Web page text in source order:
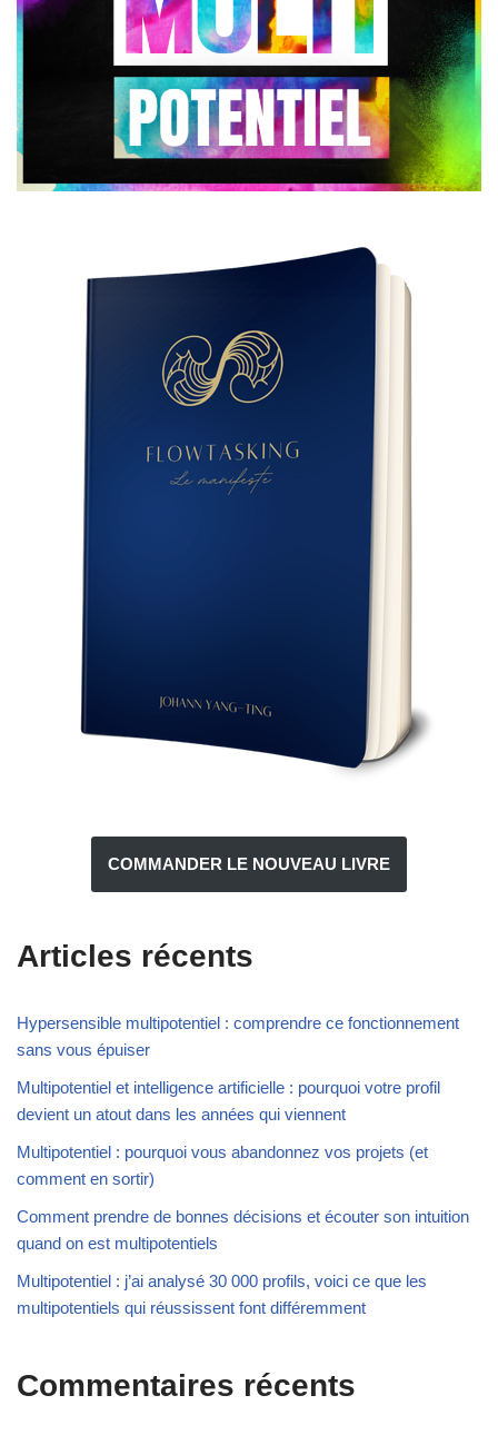
COMMANDER LE NOUVEAU LIVRE
Articles récents
Hypersensible multipotentiel : comprendre ce fonctionnement
sans vous épuiser
Multipotentiel et intelligence artificielle : pourquoi votre profil
devient un atout dans les années qui viennent
Multipotentiel : pourquoi vous abandonnez vos projets (et
comment en sortir)
Comment prendre de bonnes décisions et écouter son intuition
quand on est multipotentiels
Multipotentiel : j’ai analysé 30 000 profils, voici ce que les
multipotentiels qui réussissent font différemment
Commentaires récents